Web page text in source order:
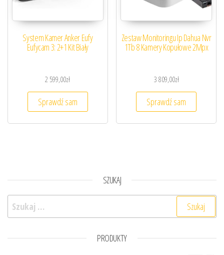
System Kamer Anker Eufy
Eufycam 3: 2+1 Kit Biały
2 599,00zł
Sprawdź sam
Zestaw Monitoringu Ip Dahua Nvr
1Tb 8 Kamery Kopułowe 2Mpx
3 809,00zł
Sprawdź sam
SZUKAJ
Szukaj:
PRODUKTY